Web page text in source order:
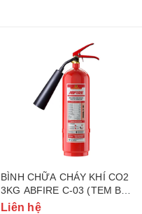
BÌNH CHỮA CHÁY KHÍ CO2
3KG ABFIRE C-03 (TEM BỘ
CÔNG AN)
Liên hệ